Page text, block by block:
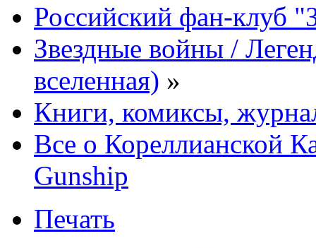
Российский фан-клуб
Звездные войны /
вселенная) »
Книги, комиксы,
Все о Кореллианской
Gunship
Печать